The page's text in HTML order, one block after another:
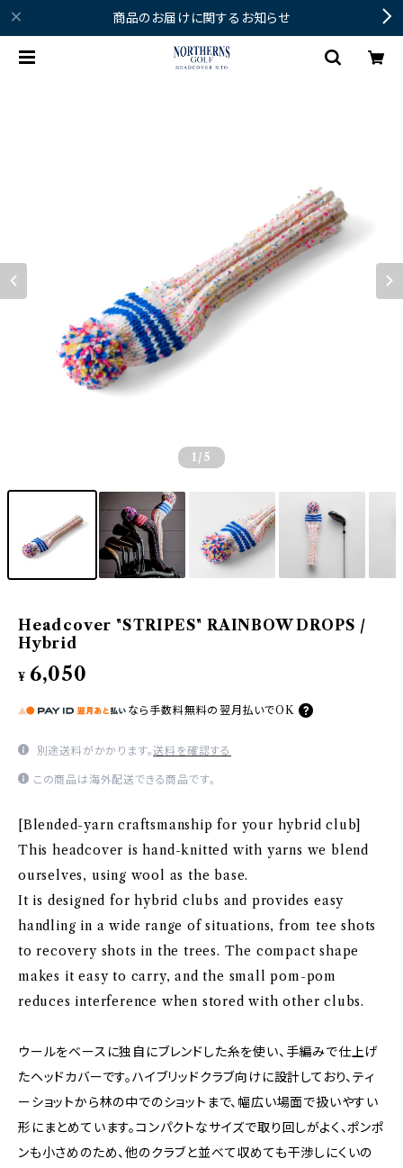
商品のお届けに関するお知らせ
1 /5
Headcover "STRIPES" RAINBOW DROPS /
Hybrid
¥ 6,050
なら 手数料無料の 翌月払いでOK
別途送料がかかります。送料を確認する
この商品は海外配送できる商品です。
[Blended-yarn craftsmanship for your hybrid club]
This headcover is hand-knitted with yarns we blend
ourselves, using wool as the base.
It is designed for hybrid clubs and provides easy
handling in a wide range of situations, from tee shots
to recovery shots in the trees. The compact shape
makes it easy to carry, and the small pom-pom
reduces interference when stored with other clubs.
ウールをベースに独自にブレンドした糸を使い、手編みで仕上げ
たヘッドカバーです。ハイブリッドクラブ向けに設計しており、ティ
ーショットから林の中でのショットまで、幅広い場面で扱いやすい
形にまとめています。コンパクトなサイズで取り回しがよく、ポンポ
ンも小さめのため、他のクラブと並べて収めても干渉しにくいの